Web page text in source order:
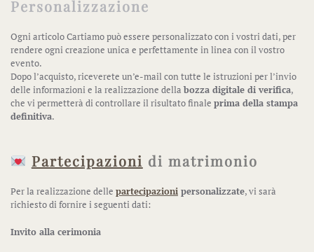
Personalizzazione
Ogni articolo Cartiamo può essere personalizzato con i vostri dati, per
rendere ogni creazione unica e perfettamente in linea con il vostro
evento.
Dopo l’acquisto, riceverete un’e-mail con tutte le istruzioni per l’invio
delle informazioni e la realizzazione della bozza digitale di verifica,
che vi permetterà di controllare il risultato finale prima della stampa
definitiva.
Partecipazioni di matrimonio
Per la realizzazione delle partecipazioni personalizzate, vi sarà
richiesto di fornire i seguenti dati:
Invito alla cerimonia